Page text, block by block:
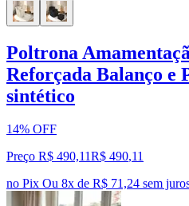
Poltrona
Reforçada Balanço e
sintético
14% OFF
Preço R$ 490,11R$ 490,11
no Pix Ou 8x de R$ 71,24 sem